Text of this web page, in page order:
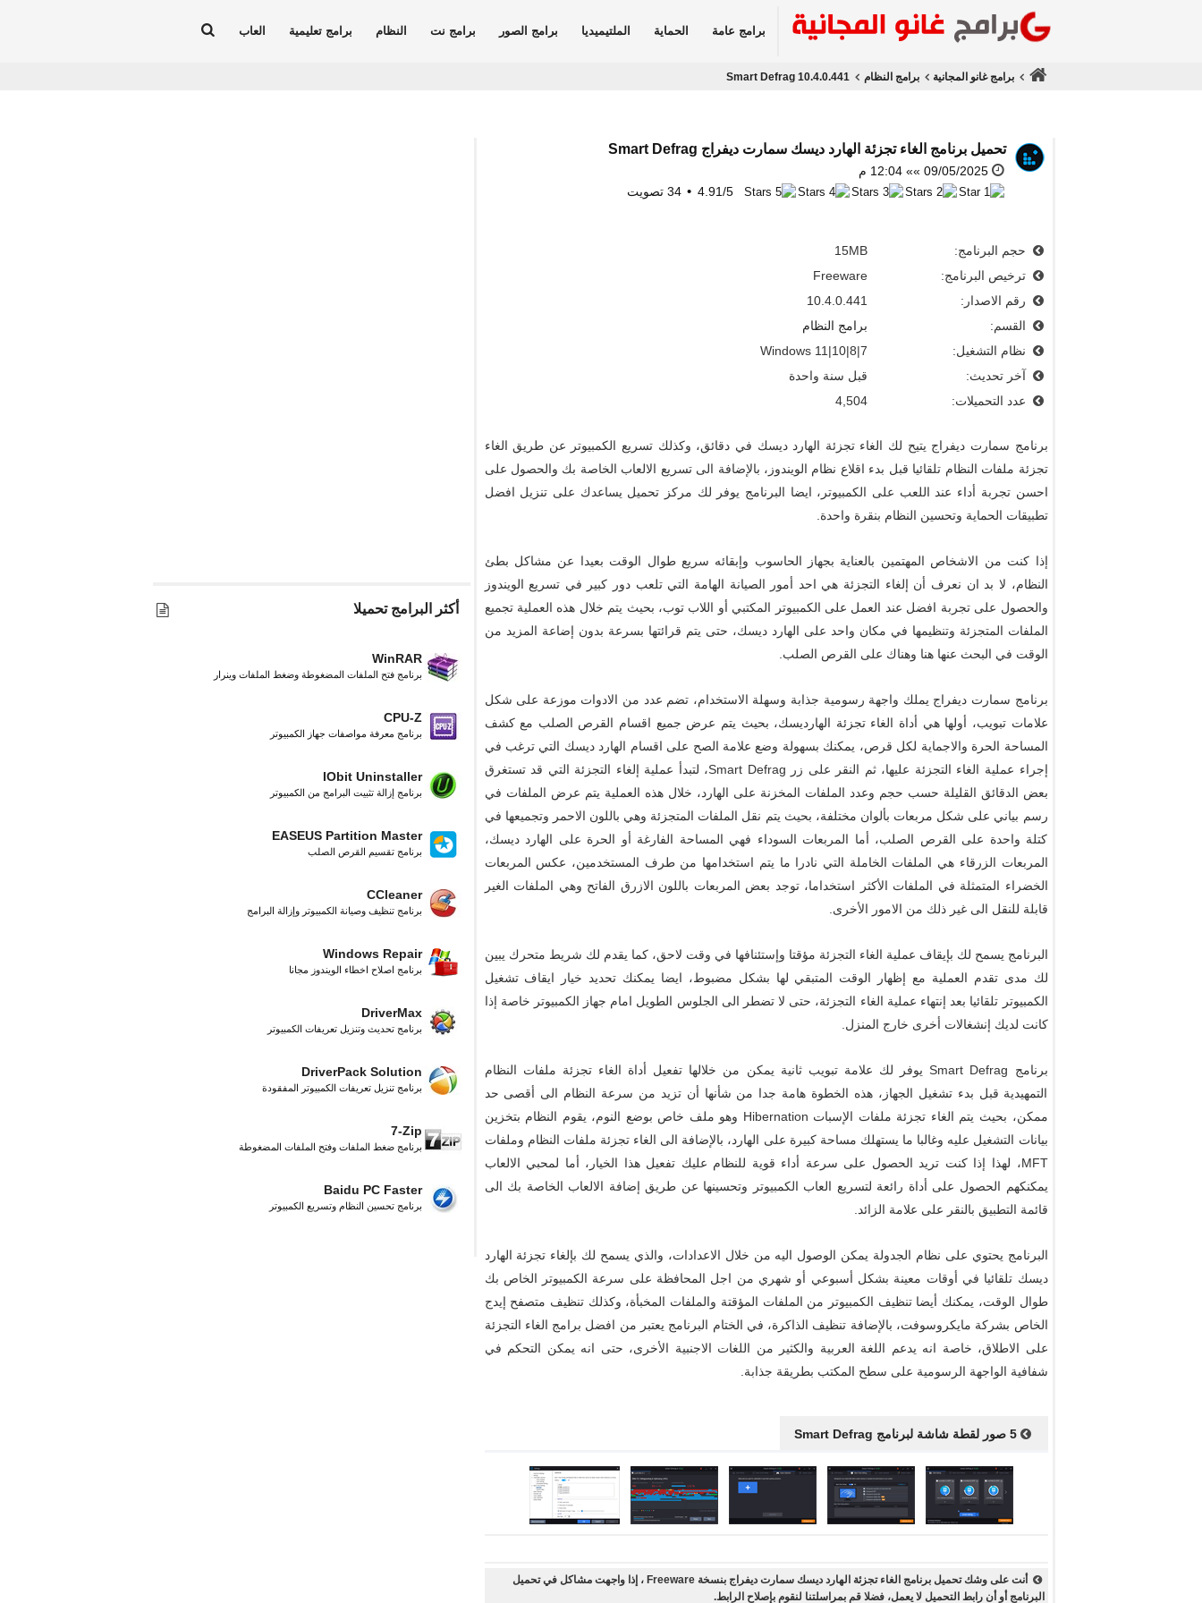
برامج عامة الحماية الملتيميديا برامج الصور برامج نت النظام برامج تعليمية العاب
برامج غانو المجانية برامج النظام Smart Defrag 10.4.0.441
تحميل برنامج الغاء تجزئة الهارد ديسك سمارت ديفراج Smart Defrag
09/05/2025 »» 12:04 م
4.91/5
34 تصويت
حجم البرنامج:
15MB
ترخيص البرنامج:
Freeware
رقم الاصدار:
10.4.0.441
القسم:
برامج النظام
نظام التشغيل:
Windows 11|10|8|7
آخر تحديث:
قبل سنة واحدة
عدد التحميلات:
4,504
برنامج سمارت ديفراج يتيح لك الغاء تجزئة الهارد ديسك في دقائق، وكذلك تسريع الكمبيوتر عن طريق الغاء
تجزئة ملفات النظام تلقائيا قبل بدء اقلاع نظام الويندوز، بالإضافة الى تسريع الالعاب الخاصة بك والحصول على
احسن تجربة أداء عند اللعب على الكمبيوتر، ايضا البرنامج يوفر لك مركز تحميل يساعدك على تنزيل افضل
تطبيقات الحماية وتحسين النظام بنقرة واحدة.
إذا كنت من الاشخاص المهتمين بالعناية بجهاز الحاسوب وإبقائه سريع طوال الوقت بعيدا عن مشاكل بطئ
النظام، لا بد ان نعرف أن إلغاء التجزئة هي احد أمور الصيانة الهامة التي تلعب دور كبير في تسريع الويندوز
والحصول على تجربة افضل عند العمل على الكمبيوتر المكتبي أو اللاب توب، بحيث يتم خلال هذه العملية تجميع
الملفات المتجزئة وتنظيمها في مكان واحد على الهارد ديسك، حتى يتم قرائتها بسرعة بدون إضاعة المزيد من
الوقت في البحث عنها هنا وهناك على القرص الصلب.
برنامج سمارت ديفراج يملك واجهة رسومية جذابة وسهلة الاستخدام، تضم عدد من الادوات موزعة على شكل
علامات تبويب، أولها هي أداة الغاء تجزئة الهارديسك، بحيث يتم عرض جميع اقسام القرص الصلب مع كشف
المساحة الحرة والاجماية لكل قرص، يمكنك بسهولة وضع علامة الصح على اقسام الهارد ديسك التي ترغب في
إجراء عملية الغاء التجزئة عليها، ثم النقر على زر Smart Defrag، لتبدأ عملية إلغاء التجزئة التي قد تستغرق
بعض الدقائق القليلة حسب حجم وعدد الملفات المخزنة على الهارد، خلال هذه العملية يتم عرض الملفات في
رسم بياني على شكل مربعات بألوان مختلفة، بحيث يتم نقل الملفات المتجزئة وهي باللون الاحمر وتجميعها في
كتلة واحدة على القرص الصلب، أما المربعات السوداء فهي المساحة الفارغة أو الحرة على الهارد ديسك،
المربعات الزرقاء هي الملفات الخاملة التي نادرا ما يتم استخدامها من طرف المستخدمين، عكس المربعات
الخضراء المتمثلة في الملفات الأكثر استخداما، توجد بعض المربعات باللون الازرق الفاتح وهي الملفات الغير
قابلة للنقل الى غير ذلك من الامور الأخرى.
البرنامج يسمح لك بإيقاف عملية الغاء التجزئة مؤقتا وإستئنافها في وقت لاحق، كما يقدم لك شريط متحرك يبين
لك مدى تقدم العملية مع إظهار الوقت المتبقي لها بشكل مضبوط، ايضا يمكنك تحديد خيار ايقاف تشغيل
الكمبيوتر تلقائيا بعد إنتهاء عملية الغاء التجزئة، حتى لا تضطر الى الجلوس الطويل امام جهاز الكمبيوتر خاصة إذا
كانت لديك إنشغالات أخرى خارج المنزل.
برنامج Smart Defrag يوفر لك علامة تبويب ثانية يمكن من خلالها تفعيل أداة الغاء تجزئة ملفات النظام
التمهيدية قبل بدء تشغيل الجهاز، هذه الخطوة هامة جدا من شأنها أن تزيد من سرعة النظام الى أقصى حد
ممكن، بحيث يتم الغاء تجزئة ملفات الإسبات Hibernation وهو ملف خاص بوضع النوم، يقوم النظام بتخزين
بيانات التشغيل عليه وغالبا ما يستهلك مساحة كبيرة على الهارد، بالإضافة الى الغاء تجزئة ملفات النظام وملفات
MFT، لهذا إذا كنت تريد الحصول على سرعة أداء قوية للنظام عليك تفعيل هذا الخيار، أما لمحبي الالعاب
يمكنكهم الحصول على أداة رائعة لتسريع العاب الكمبيوتر وتحسينها عن طريق إضافة الالعاب الخاصة بك الى
قائمة التطبيق بالنقر على علامة الزائد.
البرنامج يحتوي على نظام الجدولة يمكن الوصول اليه من خلال الاعدادات، والذي يسمح لك بإلغاء تجزئة الهارد
ديسك تلقائيا في أوقات معينة بشكل أسبوعي أو شهري من اجل المحافظة على سرعة الكمبيوتر الخاص بك
طوال الوقت، يمكنك أيضا تنظيف الكمبيوتر من الملفات المؤقتة والملفات المخبأة، وكذلك تنظيف متصفح إيدج
الخاص بشركة مايكروسوفت، بالإضافة تنظيف الذاكرة، في الختام البرنامج يعتبر من افضل برامج الغاء التجزئة
على الاطلاق، خاصة انه يدعم اللغة العربية والكثير من اللغات الاجنبية الأخرى، حتى انه يمكن التحكم في
شفافية الواجهة الرسومية على سطح المكتب بطريقة جذابة.
5 صور لقطة شاشة لبرنامج Smart Defrag
أنت على وشك تحميل برنامج الغاء تجزئة الهارد ديسك سمارت ديفراج بنسخة Freeware ، إذا واجهت مشاكل في تحميل
البرنامج أو أن رابط التحميل لا يعمل، فضلا قم بمراسلتنا لنقوم بإصلاح الرابط.
أكثر البرامج تحميلا
WinRAR
برنامج فتح الملفات المضغوطة وضغط الملفات وينرار
CPU-Z
برنامج معرفة مواصفات جهاز الكمبيوتر
IObit Uninstaller
برنامج إزالة تثبيت البرامج من الكمبيوتر
EASEUS Partition Master
برنامج تقسيم القرص الصلب
CCleaner
برنامج تنظيف وصيانة الكمبيوتر وإزالة البرامج
Windows Repair
برنامج اصلاح اخطاء الويندوز مجانا
DriverMax
برنامج تحديث وتنزيل تعريفات الكمبيوتر
DriverPack Solution
برنامج تنزيل تعريفات الكمبيوتر المفقودة
7-Zip
برنامج ضغط الملفات وفتح الملفات المضغوطة
Baidu PC Faster
برنامج تحسين النظام وتسريع الكمبيوتر